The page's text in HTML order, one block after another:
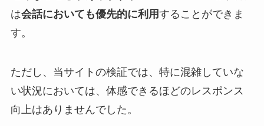
は会話においても優先的に利用することができま
す。
ただし、当サイトの検証では、特に混雑していな
い状況においては、体感できるほどのレスポンス
向上はありませんでした。